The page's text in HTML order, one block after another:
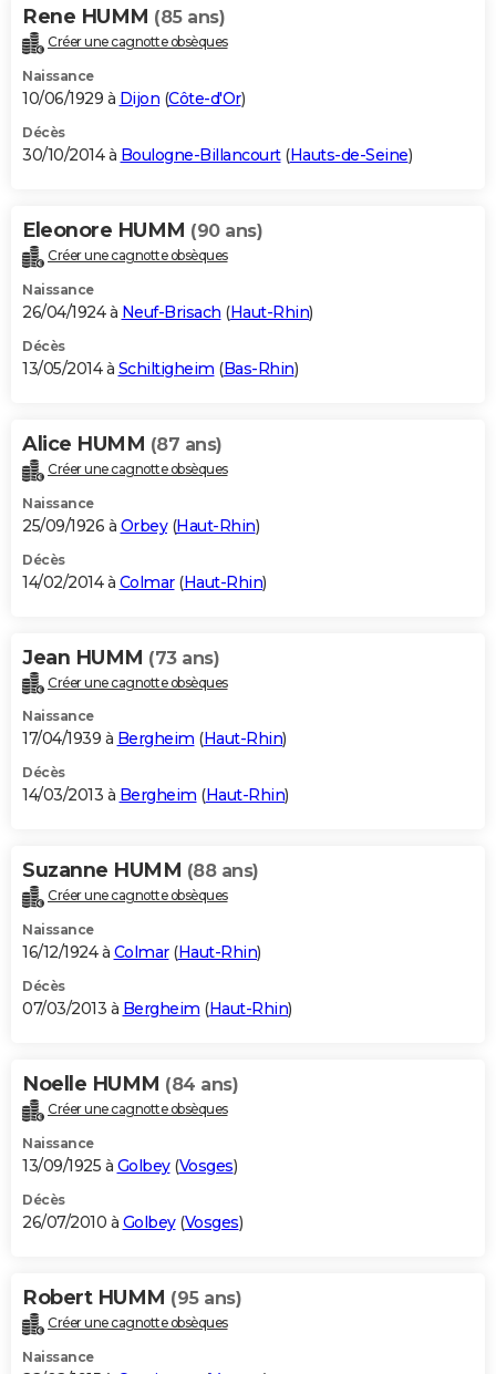
Rene HUMM (85 ans)
Créer une cagnotte obsèques
Naissance
10/06/1929 à Dijon (Côte-d'Or)
Décès
30/10/2014 à Boulogne-Billancourt(Hauts-de-Seine)
Eleonore HUMM (90 ans)
Créer une cagnotte obsèques
Naissance
26/04/1924 à Neuf-Brisach (Haut-Rhin)
Décès
13/05/2014 à Schiltigheim (Bas-Rhin)
Alice HUMM (87 ans)
Créer une cagnotte obsèques
Naissance
25/09/1926 à Orbey(Haut-Rhin)
Décès
14/02/2014 à Colmar(Haut-Rhin)
Jean HUMM (73 ans)
Créer une cagnotte obsèques
Naissance
17/04/1939 à Bergheim (Haut-Rhin)
Décès
14/03/2013 à Bergheim (Haut-Rhin)
Suzanne HUMM (88 ans)
Créer une cagnotte obsèques
Naissance
16/12/1924 à Colmar(Haut-Rhin)
Décès
07/03/2013 à Bergheim (Haut-Rhin)
Noelle HUMM (84 ans)
Créer une cagnotte obsèques
Naissance
13/09/1925 à Golbey(Vosges)
Décès
26/07/2010 à Golbey(Vosges)
Robert HUMM (95 ans)
Créer une cagnotte obsèques
Naissance